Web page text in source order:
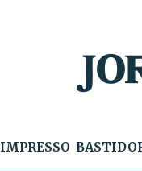
IMPRESSO